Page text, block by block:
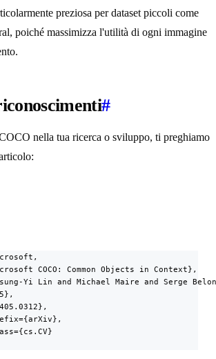
preziosa per dataset piccoli come
poiché massimizza l'utilità di ogni immagine
#
nella tua ricerca o sviluppo, ti preghiamo
COCO: Common Objects in Context},
Yi Lin and Michael Maire and Serge